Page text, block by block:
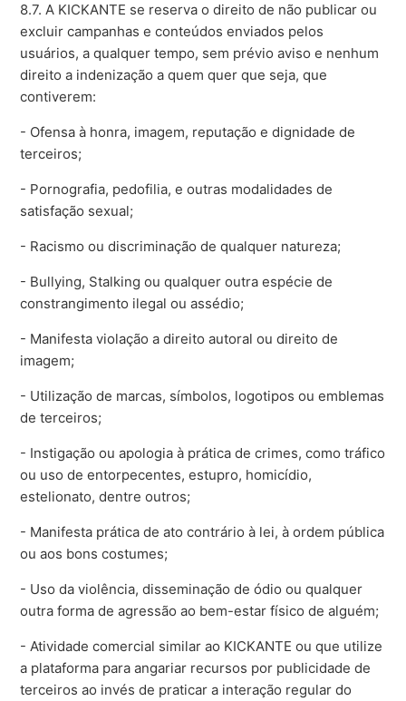
8.7. A KICKANTE se reserva o direito de não publicar ou
excluir campanhas e conteúdos enviados pelos
usuários, a qualquer tempo, sem prévio aviso e nenhum
direito a indenização a quem quer que seja, que
contiverem:
- Ofensa à honra, imagem, reputação e dignidade de
terceiros;
- Pornografia, pedofilia, e outras modalidades de
satisfação sexual;
- Racismo ou discriminação de qualquer natureza;
- Bullying, Stalking ou qualquer outra espécie de
constrangimento ilegal ou assédio;
- Manifesta violação a direito autoral ou direito de
imagem;
- Utilização de marcas, símbolos, logotipos ou emblemas
de terceiros;
- Instigação ou apologia à prática de crimes, como tráfico
ou uso de entorpecentes, estupro, homicídio,
estelionato, dentre outros;
- Manifesta prática de ato contrário à lei, à ordem pública
ou aos bons costumes;
- Uso da violência, disseminação de ódio ou qualquer
outra forma de agressão ao bem-estar físico de alguém;
- Atividade comercial similar ao KICKANTE ou que utilize
a plataforma para angariar recursos por publicidade de
terceiros ao invés de praticar a interação regular do